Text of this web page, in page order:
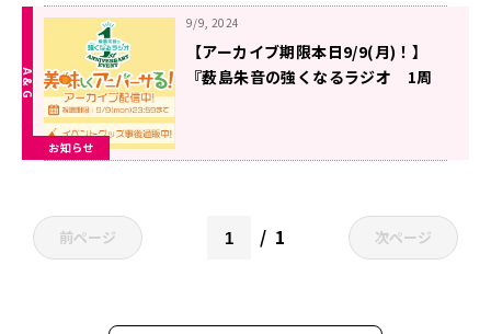
お知らせ
9/9, 2024
【アーカイブ期限本日9/9(月)！】
『薮島朱音の強くなるラジオ 1周
前ページ 1 次ページ